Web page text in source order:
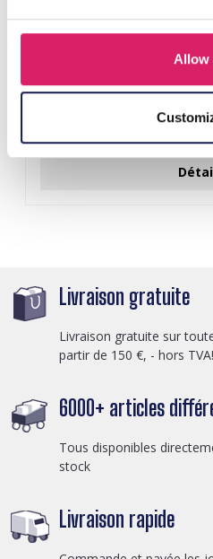
Allow
R-H3.2 KY2555-008 Keychain
Livraison gratuite
Livraison gratuite sur
partir de 150 €, - hors TVA!
6000+ articles
Tous disponibles
stock
Livraison rapide